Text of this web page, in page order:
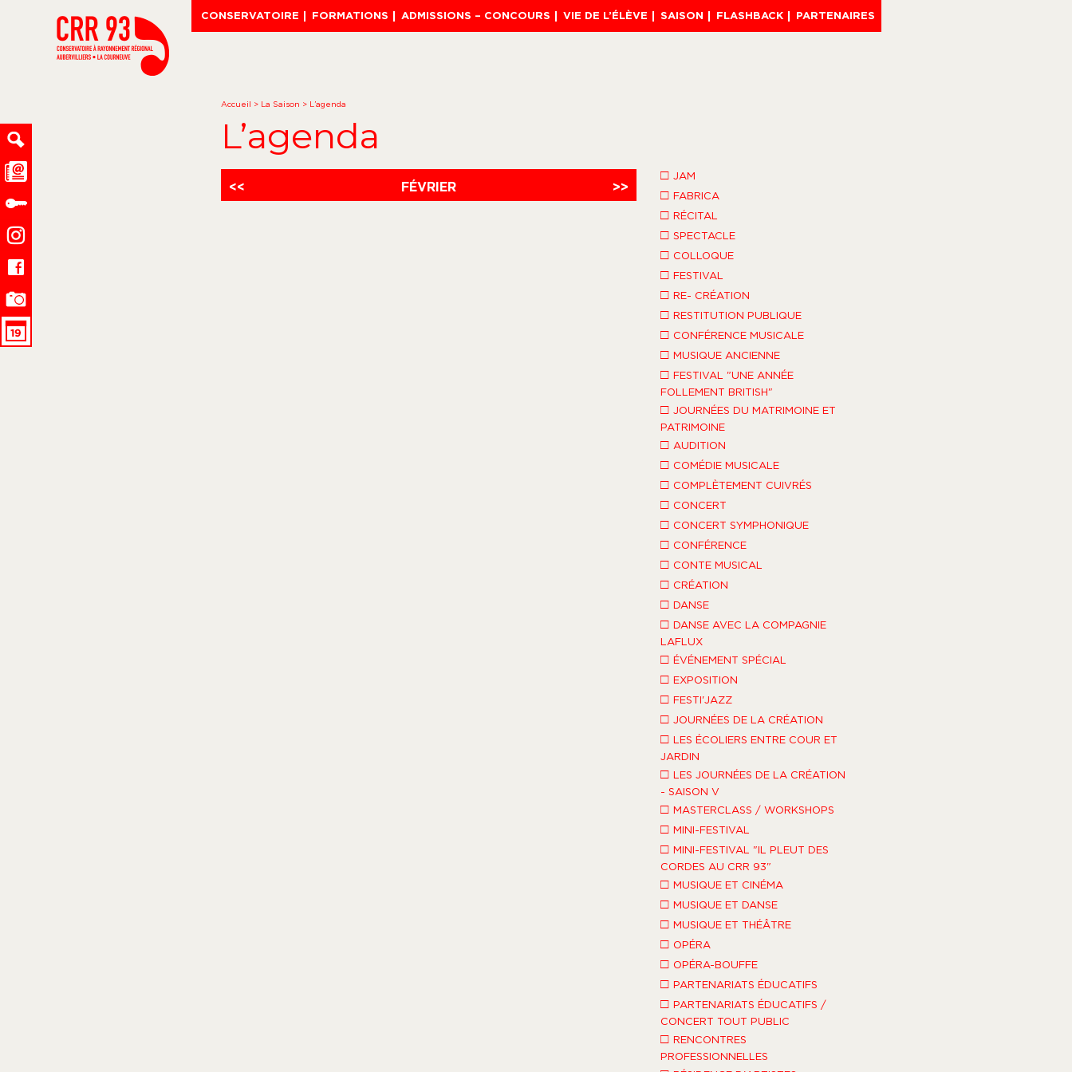
CONSERVATOIRE FORMATIONS ADMISSIONS – CONCOURS VIE DE L’ÉLÈVE SAISON FLASHBACK PARTENAIRES
Accueil > La Saison > L’agenda
L’agenda
<< FÉVRIER >>
□ JAM
□ FABRICA
□ RÉCITAL
□ SPECTACLE
□ COLLOQUE
□ FESTIVAL
□ RE- CRÉATION
□ RESTITUTION PUBLIQUE
□ CONFÉRENCE MUSICALE
□ MUSIQUE ANCIENNE
□ FESTIVAL "UNE ANNÉE
FOLLEMENT BRITISH"
□ JOURNÉES DU MATRIMOINE ET
PATRIMOINE
□ AUDITION
□ COMÉDIE MUSICALE
□ COMPLÈTEMENT CUIVRÉS
□ CONCERT
□ CONCERT SYMPHONIQUE
□ CONFÉRENCE
□ CONTE MUSICAL
□ CRÉATION
□ DANSE
□ DANSE AVEC LA COMPAGNIE
LAFLUX
□ ÉVÉNEMENT SPÉCIAL
□ EXPOSITION
□ FESTI'JAZZ
□ JOURNÉES DE LA CRÉATION
□ LES ÉCOLIERS ENTRE COUR ET
JARDIN
□ LES JOURNÉES DE LA CRÉATION
- SAISON V
□ MASTERCLASS / WORKSHOPS
□ MINI-FESTIVAL
□ MINI-FESTIVAL "IL PLEUT DES
CORDES AU CRR 93"
□ MUSIQUE ET CINÉMA
□ MUSIQUE ET DANSE
□ MUSIQUE ET THÉÂTRE
□ OPÉRA
□ OPÉRA-BOUFFE
□ PARTENARIATS ÉDUCATIFS
□ PARTENARIATS ÉDUCATIFS /
CONCERT TOUT PUBLIC
□ RENCONTRES
PROFESSIONNELLES